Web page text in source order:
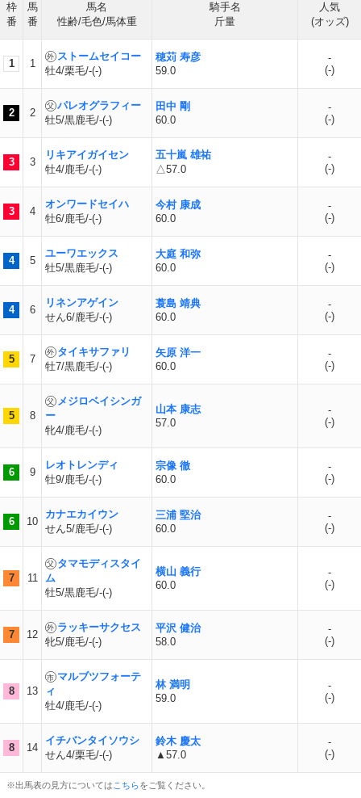
枠
番
馬
番
馬名
性齢/毛色/馬体重
騎手名
斤量
人気
(オッズ)
1 1
ストームセイコー
牡4/栗毛/-(-)
穂苅 寿彦
59.0
-
(-)
2 2
パレオグラフィー
牡5/黒鹿毛/-(-)
田中 剛
60.0
-
(-)
3 3
リキアイガイセン
牡4/鹿毛/-(-)
五十嵐 雄祐
△57.0
-
(-)
3 4
オンワードセイハ
牡6/鹿毛/-(-)
今村 康成
60.0
-
(-)
4 5
ユーワエックス
牡5/黒鹿毛/-(-)
大庭 和弥
60.0
-
(-)
4 6
リネンアゲイン
せん6/鹿毛/-(-)
蓑島 靖典
60.0
-
(-)
5 7
タイキサファリ
牡7/黒鹿毛/-(-)
矢原 洋一
60.0
-
(-)
5 8
メジロベイシンガ
ー
牝4/鹿毛/-(-)
山本 康志
57.0
-
(-)
6 9
レオトレンディ
牡9/鹿毛/-(-)
宗像 徹
60.0
-
(-)
6 10
カナエカイウン
せん5/鹿毛/-(-)
三浦 堅治
60.0
-
(-)
7 11
タマモディスタイ
ム
牡5/黒鹿毛/-(-)
横山 義行
60.0
-
(-)
7 12
ラッキーサクセス
牝5/鹿毛/-(-)
平沢 健治
58.0
-
(-)
8 13
マルブツフォーテ
ィ
牡4/鹿毛/-(-)
林 満明
59.0
-
(-)
8 14
イチバンタイソウシ
せん4/栗毛/-(-)
鈴木 慶太
▲57.0
-
(-)
※出馬表の見方については こちらをご覧ください。